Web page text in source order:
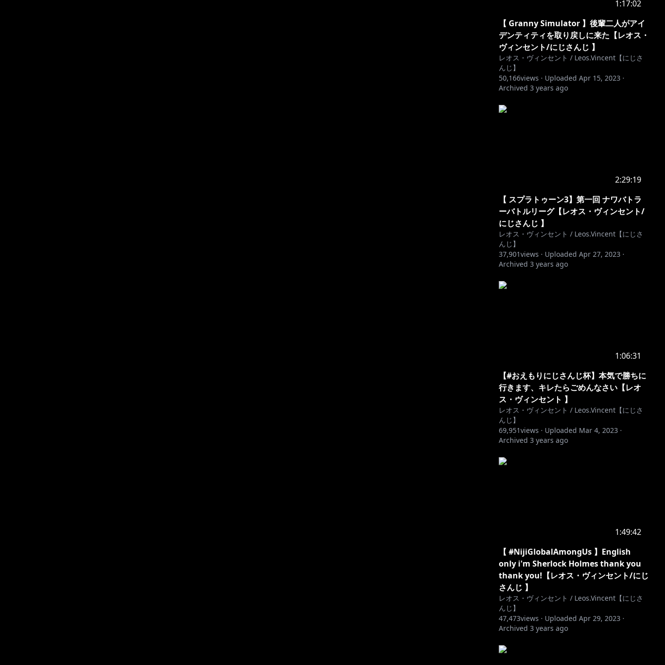
1:17:02
【 Granny Simulator 】後輩二人がアイ
デンティティを取り戻しに来た【レオス・
ヴィンセント/にじさんじ 】
レオス・ヴィンセント / Leos.Vincent【にじさ
んじ】
50,166views · Uploaded Apr 15, 2023 ·
Archived 3 years ago
2:29:19
【 スプラトゥーン3】第一回 ナワバトラ
ーバトルリーグ【レオス・ヴィンセント/
にじさんじ 】
レオス・ヴィンセント / Leos.Vincent【にじさ
んじ】
37,901views · Uploaded Apr 27, 2023 ·
Archived 3 years ago
1:06:31
【#おえもりにじさんじ杯】本気で勝ちに
行きます、キレたらごめんなさい【レオ
ス・ヴィンセント 】
レオス・ヴィンセント / Leos.Vincent【にじさ
んじ】
69,951views · Uploaded Mar 4, 2023 ·
Archived 3 years ago
1:49:42
【 #NijiGlobalAmongUs 】English
only i'm Sherlock Holmes thank you
thank you!【レオス・ヴィンセント/にじ
さんじ 】
レオス・ヴィンセント / Leos.Vincent【にじさ
んじ】
47,473views · Uploaded Apr 29, 2023 ·
Archived 3 years ago